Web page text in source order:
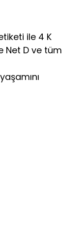
ile 4 K
Net D ve tüm